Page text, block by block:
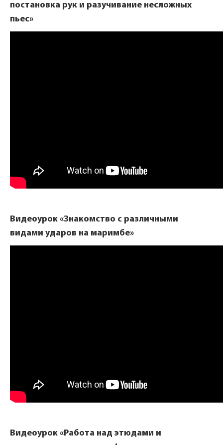
постановка рук и разучивание несложных
пьес»
Видеоурок «Знакомство с различными
видами ударов на маримбе»
Видеоурок «Работа над этюдами и